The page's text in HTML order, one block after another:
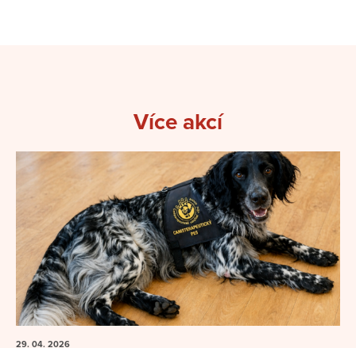
Více akcí
29. 04. 2026